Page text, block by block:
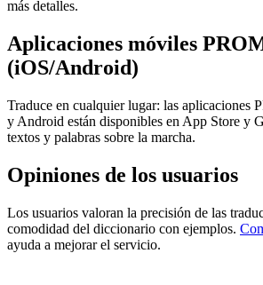
más detalles.
Aplicaciones móviles
(iOS/Android)
Traduce en cualquier lugar: las aplicaciones
y Android están disponibles en App Store y
textos y palabras sobre la marcha.
Opiniones de los usuarios
Los usuarios valoran la precisión de las
comodidad del diccionario con ejemplos.
ayuda a mejorar el servicio.